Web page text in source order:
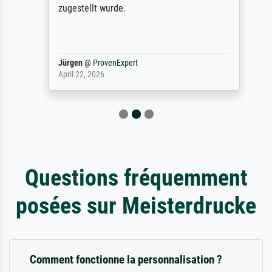
zugestellt wurde.
Jürgen@ProvenExpert
April 22, 2026
Questions fréquemment
posées sur Meisterdrucke
Comment fonctionne la personnalisation ?